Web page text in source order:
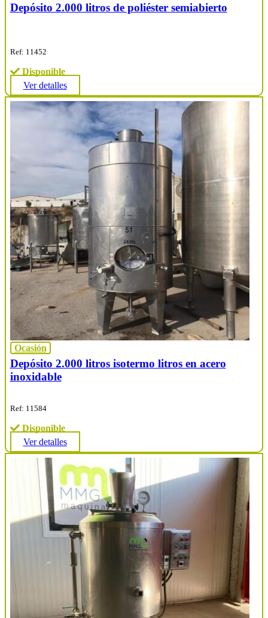
Depósito 2.000 litros de poliéster semiabierto
Ref: 11452
Disponible
Ver detalles
Ocasión
Depósito 2.000 litros isotermo litros en acero
inoxidable
Ref: 11584
Disponible
Ver detalles